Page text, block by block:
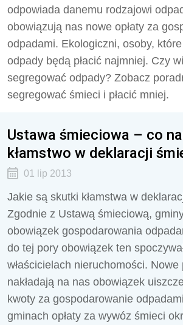
odpowiada danemu rodzajowi
obowiązują nas nowe opłaty za
odpadami. Ekologiczni, osoby,
odpady będą płacić najmniej. Czy
segregować odpady? Zobacz
segregować śmieci i płacić mniej.
Ustawa śmieciowa – co
kłamstwo w deklaracji
01 lip 2013
Jakie są skutki kłamstwa w
Zgodnie z Ustawą śmieciową,
obowiązek gospodarowania
do tej pory obowiązek ten
właścicielach nieruchomości. Nowe
nakładają na nas obowiązek
kwoty za gospodarowanie
gminach opłaty za wywóz śmieci